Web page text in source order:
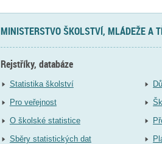
MINISTERSTVO ŠKOLSTVÍ, MLÁDEŽE A
Rejstříky, databáze
Statistika školství
Pro veřejnost
O školské statistice
Sběry statistických dat